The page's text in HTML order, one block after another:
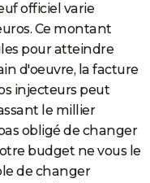
officiel varie
Ce montant
pour atteindre
d'oeuvre, la facture
injecteurs peut
le millier
obligé de changer
budget ne vous le
de changer